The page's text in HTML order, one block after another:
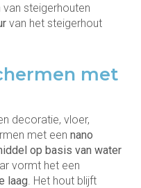
steigerhouten
van het steigerhout
met
decoratie, vloer,
met een nano
op basis van water
vormt het een
laag . Het hout blijft